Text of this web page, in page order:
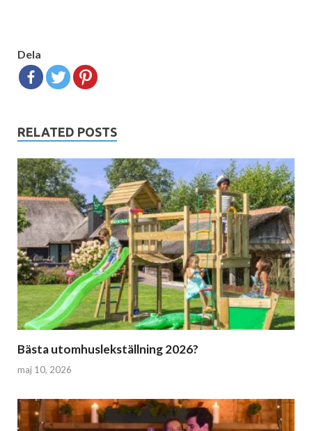
Dela
RELATED POSTS
Bästa utomhuslekställning 2026?
maj 10, 2026